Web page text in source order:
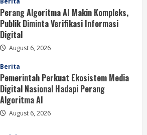
Pemerintah Perkuat Ekosistem Media
Digital Nasional Hadapi Perang
Algoritma AI
August 6, 2026
Menjawab Perang Algoritma AI dengan
Etika, Verifikasi, dan Media Tepercaya
August 6, 2026